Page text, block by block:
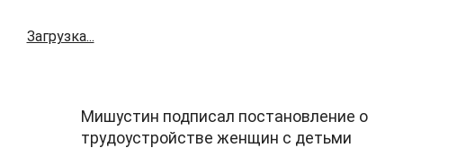
Загрузка...
Мишустин подписал постановление о
трудоустройстве женщин с детьми